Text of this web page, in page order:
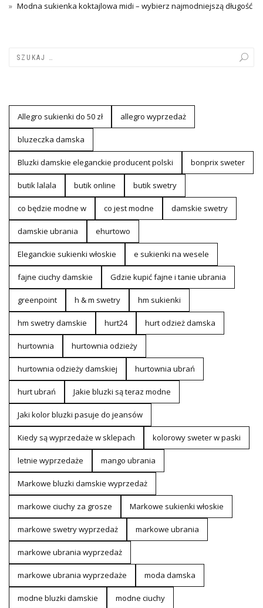
Modna sukienka koktajlowa midi – wybierz najmodniejszą długość
Allegro sukienki do 50 zł allegro wyprzedaż
bluzeczka damska
Bluzki damskie eleganckie producent polski bonprix sweter
butik lalala butik online butik swetry
co będzie modne w co jest modne damskie swetry
damskie ubrania ehurtowo
Eleganckie sukienki włoskie e sukienki na wesele
fajne ciuchy damskie Gdzie kupić fajne i tanie ubrania
greenpoint h & m swetry hm sukienki
hm swetry damskie hurt24 hurt odzież damska
hurtownia hurtownia odzieży
hurtownia odzieży damskiej hurtownia ubrań
hurt ubrań Jakie bluzki są teraz modne
Jaki kolor bluzki pasuje do jeansów
Kiedy są wyprzedaże w sklepach kolorowy sweter w paski
letnie wyprzedaże mango ubrania
Markowe bluzki damskie wyprzedaż
markowe ciuchy za grosze Markowe sukienki włoskie
markowe swetry wyprzedaż markowe ubrania
markowe ubrania wyprzedaż
markowe ubrania wyprzedaże moda damska
modne bluzki damskie modne ciuchy